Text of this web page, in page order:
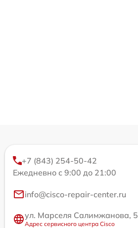
+7 (843) 254-50-42
Ежедневно с 9:00 до 21:00
info@cisco-repair-center.ru
ул. Марселя Салимжанова, 5
Адрес сервисного центра Cisco